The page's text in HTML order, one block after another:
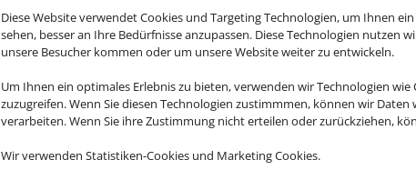
Diese Website verwendet Cookies und Targeting Technologien, um Ihnen
sehen, besser an Ihre Bedürfnisse anzupassen. Diese Technologien nutzen
unsere Besucher kommen oder um unsere Website weiter zu entwickeln.
Um Ihnen ein optimales Erlebnis zu bieten, verwenden wir Technologien
zuzugreifen. Wenn Sie diesen Technologien zustimmmen, können wir
verarbeiten. Wenn Sie ihre Zustimmung nicht erteilen oder zurückziehen,
Wir verwenden Statistiken-Cookies und Marketing Cookies.
Buchen Sie jetzt